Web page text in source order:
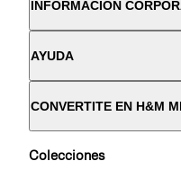
INFORMACIÓN
AYUDA
CONVERTITE EN H&M
Colecciones